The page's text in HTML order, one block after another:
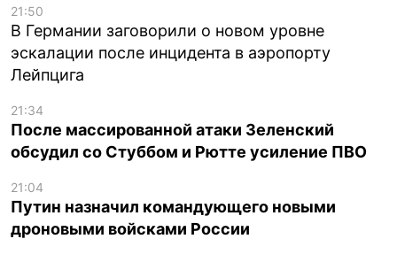
21:50
В Германии заговорили о новом уровне
эскалации после инцидента в аэропорту
Лейпцига
21:34
После массированной атаки Зеленский
обсудил со Стуббом и Рютте усиление ПВО
21:04
Путин назначил командующего новыми
дроновыми войсками России